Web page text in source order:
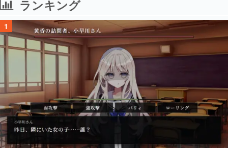
ランキング
1